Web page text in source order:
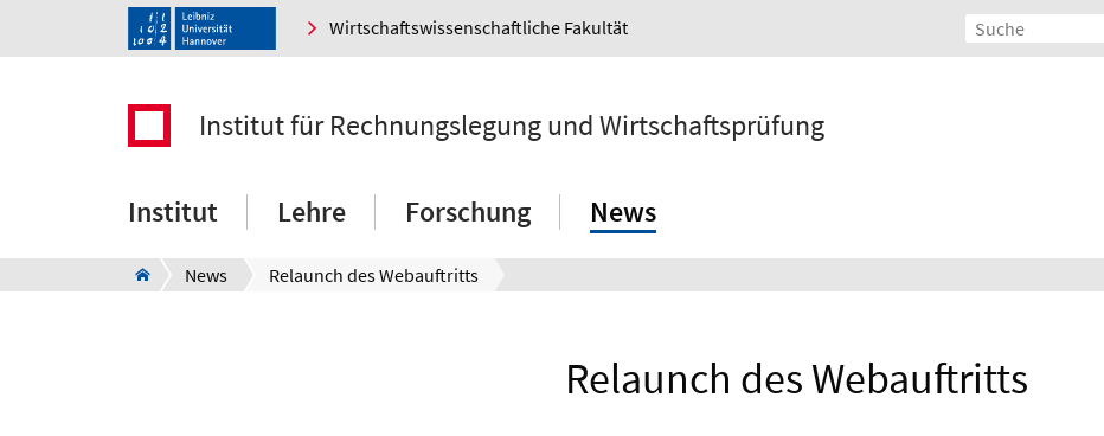
Wirtschaftswissenschaftliche Fakultät
Institut für Rechnungslegung und Wirtschaftsprüfung
Institut Lehre Forschung News
News Relaunch des Webauftritts
Relaunch des Webauftritts